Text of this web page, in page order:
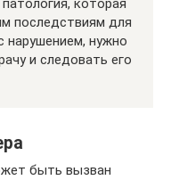
которая
последствиям для
нарушением, нужно
и следовать его
быть вызван